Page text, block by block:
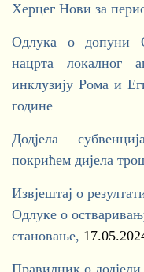
Херцег Нови за
Одлука о допуни
нацрта локалног
инклузију Рома и
године
Додјела
покрићем дијела
Извјештај о
Одлуке о
становање,
Правилник о додјели